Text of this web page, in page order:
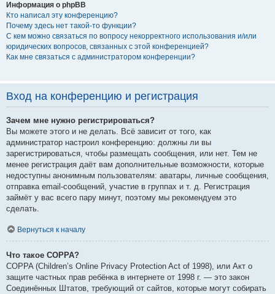
Информация о phpBB
Кто написал эту конференцию?
Почему здесь нет такой-то функции?
С кем можно связаться по вопросу некорректного использования и/или
юридических вопросов, связанных с этой конференцией?
Как мне связаться с администратором конференции?
Вход на конференцию и регистрация
Зачем мне нужно регистрироваться?
Вы можете этого и не делать. Всё зависит от того, как
администратор настроил конференцию: должны ли вы
зарегистрироваться, чтобы размещать сообщения, или нет. Тем не
менее регистрация даёт вам дополнительные возможности, которые
недоступны анонимным пользователям: аватары, личные сообщения,
отправка email-сообщений, участие в группах и т. д. Регистрация
займёт у вас всего пару минут, поэтому мы рекомендуем это
сделать.
Вернуться к началу
Что такое COPPA?
COPPA (Children’s Online Privacy Protection Act of 1998), или Акт о
защите частных прав ребёнка в интернете от 1998 г. — это закон
Соединённых Штатов, требующий от сайтов, которые могут собирать